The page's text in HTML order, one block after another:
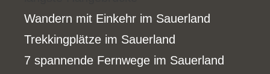
Wandern mit Einkehr im Sauerland
Trekkingplätze im Sauerland
7 spannende Fernwege im Sauerland